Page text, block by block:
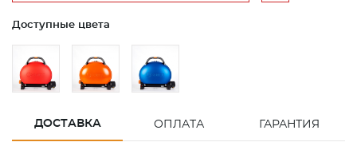
Доступные цвета
ДОСТАВКА ОПЛАТА ГАРАНТИЯ